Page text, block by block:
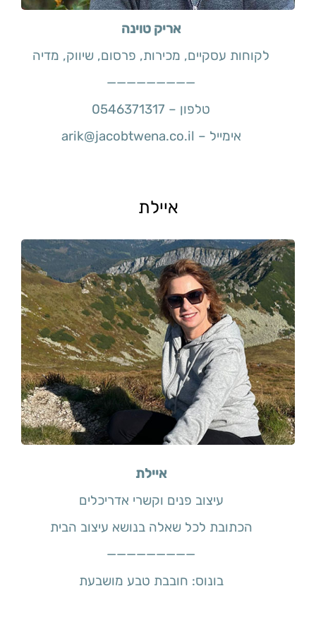
אריק טוינה
לקוחות עסקיים, מכירות, פרסום, שיווק, מדיה
—————————
טלפון – 0546371317
אימייל – arik@jacobtwena.co.il
איילת
איילת
עיצוב פנים וקשרי אדריכלים
הכתובת לכל שאלה בנושא עיצוב הבית
—————————
בונוס: חובבת טבע מושבעת